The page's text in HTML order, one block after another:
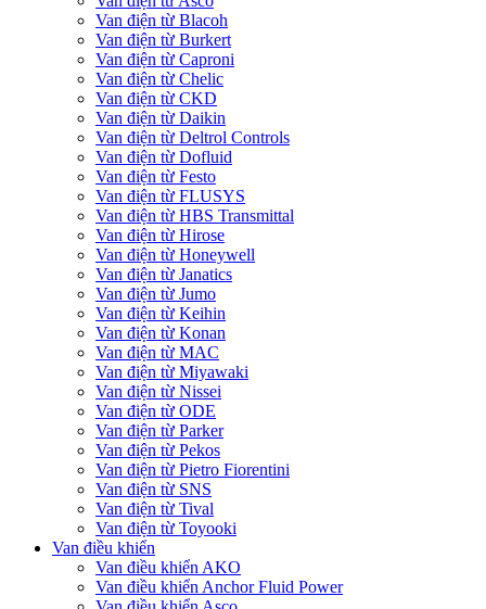
Van điện từ Blacoh
Van điện từ Burkert
Van điện từ Caproni
Van điện từ Chelic
Van điện từ CKD
Van điện từ Daikin
Van điện từ Deltrol Controls
Van điện từ Dofluid
Van điện từ Festo
Van điện từ FLUSYS
Van điện từ HBS Transmittal
Van điện từ Hirose
Van điện từ Honeywell
Van điện từ Janatics
Van điện từ Jumo
Van điện từ Keihin
Van điện từ Konan
Van điện từ MAC
Van điện từ Miyawaki
Van điện từ Nissei
Van điện từ ODE
Van điện từ Parker
Van điện từ Pekos
Van điện từ Pietro Fiorentini
Van điện từ SNS
Van điện từ Tival
Van điện từ Toyooki
Van điều khiển
Van điều khiển AKO
Van điều khiển Anchor Fluid Power